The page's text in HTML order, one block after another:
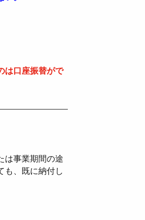
は口座振替がで
は事業期間の途
も、既に納付し